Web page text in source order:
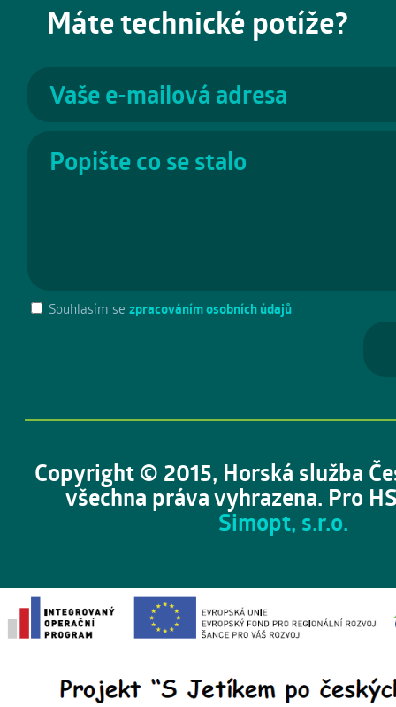
Máte technické potíže?
Souhlasím se zpracováním osobních údajů
Copyright © 2015, Horská služba
všechna práva vyhrazena. Pro
Simopt, s.r.o.